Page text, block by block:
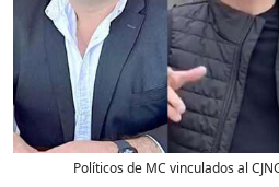
Políticos de MC vinculados al